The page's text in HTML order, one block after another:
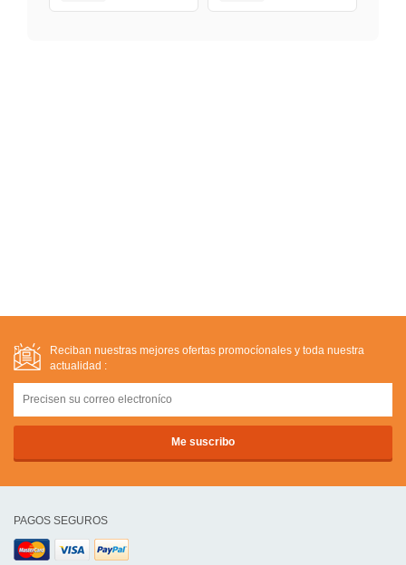
Reciban nuestras mejores ofertas promocíonales y toda nuestra
actualidad :
PAGOS SEGUROS